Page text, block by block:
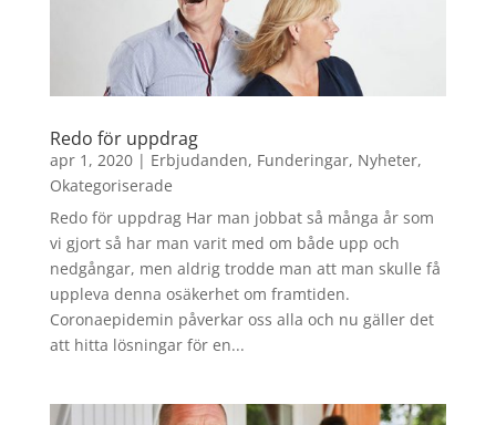
Redo för uppdrag
apr 1, 2020| Erbjudanden, Funderingar, Nyheter,
Okategoriserade
Redo för uppdrag Har man jobbat så många år som
vi gjort så har man varit med om både upp och
nedgångar, men aldrig trodde man att man skulle få
uppleva denna osäkerhet om framtiden.
Coronaepidemin påverkar oss alla och nu gäller det
att hitta lösningar för en...